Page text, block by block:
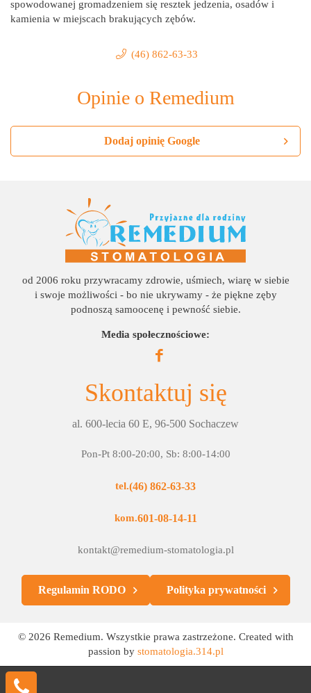
spowodowanej gromadzeniem się resztek jedzenia, osadów i
kamienia w miejscach brakujących zębów.
(46) 862-63-33
Opinie o Remedium
Dodaj opinię Google
od 2006 roku przywracamy zdrowie, uśmiech, wiarę w siebie
i swoje możliwości - bo nie ukrywamy - że piękne zęby
podnoszą samoocenę i pewność siebie.
Media społecznościowe:
Skontaktuj się
al. 600-lecia 60 E, 96-500 Sochaczew
Pon-Pt 8:00-20:00, Sb: 8:00-14:00
tel.(46) 862-63-33
kom.601-08-14-11
kontakt@remedium-stomatologia.pl
Regulamin RODO Polityka prywatności
© 2026 Remedium. Wszystkie prawa zastrzeżone. Created with
passion by stomatologia.314.pl